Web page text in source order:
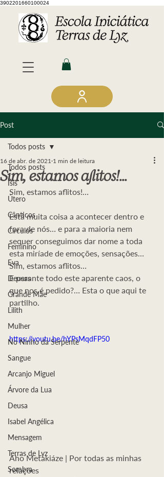
3902201660100024
Post
Todos posts
Ísis
Útero
Cânticos
Círculos
Feminino
Eva
Deusas
Grande Mãe
Lilith
Mulher
No Ninho da Serpente
Sangue
Arcanjo Miguel
Árvore da Lua
Deusa
Isabel Angélica
Mensagem
Terras de Lyz
Sombra
Todos posts
Sim, estamos aflitos!...
16 de abr. de 2021 1 min de leitura
Sim, estamos aflitos!…
Está muita coisa a acontecer dentro e
fora de nós… e para a maioria nem
sequer conseguimos dar nome a toda
esta miríade de emoções, sensações…
Sim, estamos aflitos…
E perante todo este aparente caos, o
que nos é pedido?… Esta o que aqui te
partilho.
https://youtu.be/hYPsMqdFP50
Aho Metakiáze | Por todas as minhas
relações